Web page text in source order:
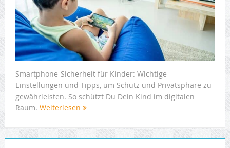
Smartphone-Sicherheit für Kinder: Wichtige
Einstellungen und Tipps, um Schutz und Privatsphäre zu
gewährleisten. So schützt Du Dein Kind im digitalen
Raum. Weiterlesen